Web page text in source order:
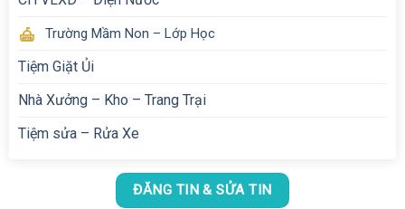
Trường Mầm Non – Lớp Học
Tiệm Giặt Ủi
Nhà Xưởng – Kho – Trang Trại
Tiệm sửa – Rửa Xe
ĐĂNG TIN & SỬA TIN